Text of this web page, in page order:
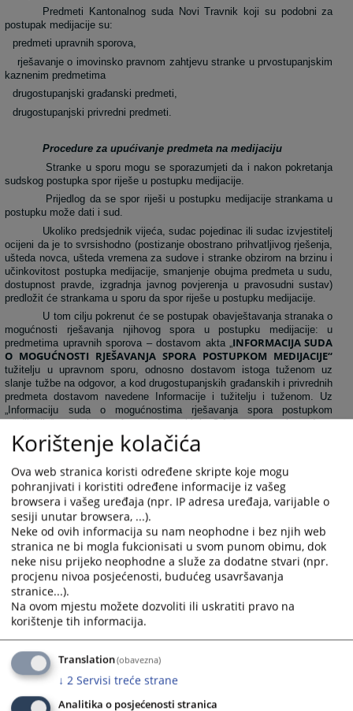
Predmeti Kantonalnog suda Novi Travnik koji su podobni za
postupak medijacije su:
predmeti upravnih sporova,
rješavanje o imovinsko pravnom zahtjevu stranke u prvostupanjskim
kaznenim predmetima
drugostupanjski građanski predmeti,
drugostupanjski privredni predmeti.
Procedure za upućivanje predmeta na medijaciju
Stranke u sporu mogu se sporazumjeti da i nakon pokretanja
sudskog postupka spor riješe u postupku medijacije.
Prijedlog da se spor riješi u postupku medijacije strankama u
postupku može dati i sud.
Ukoliko predsjednik vijeća, sudac pojedinac ili sudac izvjestitelj
ocijeni da je to svrsishodno (postizanje obostrano prihvatljivog rješenja,
ušteda novca, ušteda vremena za sudove i stranke obzirom na brzinu i
učinkovitost postupka medijacije, smanjenje obujma predmeta u sudu,
dostupnost pravde, izgradnja javnog povjerenja u pravosudni sustav)
predložit će strankama u sporu da spor riješe u postupku medijacije.
U tom cilju pokrenut će se postupak obavještavanja stranaka o
mogućnosti rješavanja njihovog spora u postupku medijacije: u
predmetima upravnih sporova – dostavom akta „ INFORMACIJA SUDA
O MOGUĆNOSTI RJEŠAVANJA SPORA POSTUPKOM MEDIJACIJE“
tužitelju u upravnom sporu, odnosno dostavom istoga tuženom uz
slanje tužbe na odgovor, a kod drugostupanjskih građanskih i privrednih
predmeta dostavom navedene Informacije i tužitelju i tuženom. Uz
„Informaciju suda o mogućnostima rješavanja spora postupkom
medijacije“, strankama će se dostaviti i „Odgovor na upit suda o
pokretanju postupka medijacije“, kao i brošure ili drugi promotivni
materijali Udruženja medijatora.
Ukoliko obje stranke u otvorenom roku ne prihvate mogućnost
rješavanja njihovog spora putem medijacije, sudski postupak će se
nastaviti.
U slučaju dobivene suglasnosti stranaka da spor riješe
medijacijom, sud će zastati sa sudskim postupkom do okončanja
postupka medijacije, a Udruženju medijatora BiH poslati
Obavijest o
saglasnosti za postupak medijacije.
Implementiranje programa upućivanja predmeta i praćenje
rezultata
O svakom predmetu pogodnom za postupak medijacije,
predsjednicu suda.
Uspostavit će se evidencija predmeta Kantonalnog suda u
kojima je dostavljena Informacija strankama o medijaciji – „Knjiga
predmeta pogodnih za medijaciju“ koja će sadržavati sve relevantne
podatke o tijeku postupka medijacije.
Korištenje kolačića
Ova web stranica koristi određene skripte koje mogu
pohranjivati i koristiti određene informacije iz vašeg
browsera i vašeg uređaja (npr. IP adresa uređaja, varijable o
sesiji unutar browsera, ...).
Neke od ovih informacija su nam neophodne i bez njih web
stranica ne bi mogla fukcionisati u svom punom obimu, dok
neke nisu prijeko neophodne a služe za dodatne stvari (npr.
procjenu nivoa posjećenosti, budućeg usavršavanja
stranice...).
Na ovom mjestu možete dozvoliti ili uskratiti pravo na
korištenje tih informacija.
Translation(obavezna)
↓ 2 Servisi treće strane
Analitika o posjećenosti stranica